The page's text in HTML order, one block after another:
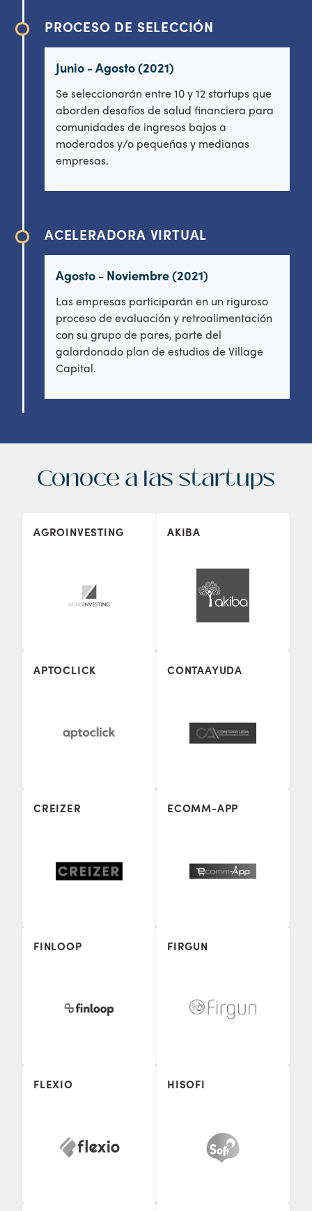
PROCESO DE SELECCIÓN
Junio - Agosto (2021)
Se seleccionarán entre 10 y 12 startups que
aborden desafíos de salud financiera para
comunidades de ingresos bajos a
moderados y/o pequeñas y medianas
empresas.
ACELERADORA VIRTUAL
Agosto - Noviembre (2021)
Las empresas participarán en un riguroso
proceso de evaluación y retroalimentación
con su grupo de pares, parte del
galardonado plan de estudios de Village
Capital.
Conoce a las startups
AGROINVESTING AKIBA
APTOCLICK CONTAAYUDA
CREIZER ECOMM-APP
FINLOOP FIRGUN
FLEXIO HISOFI